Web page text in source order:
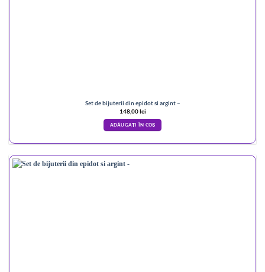
Set de bijuterii din epidot si argint –
148,00lei
ADĂUGAȚI ÎN COȘ